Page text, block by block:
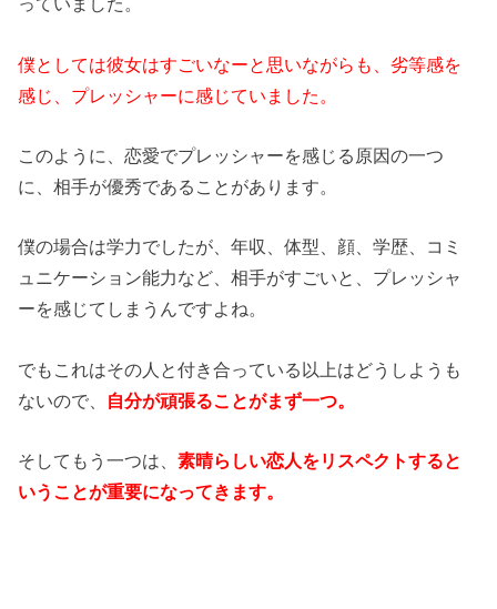
僕としては彼女はすごいなーと思いながらも、劣等感を
感じ、プレッシャーに感じていました。
このように、恋愛でプレッシャーを感じる原因の一つ
に、相手が優秀であることがあります。
僕の場合は学力でしたが、年収、体型、顔、学歴、コミ
ュニケーション能力など、相手がすごいと、プレッシャ
ーを感じてしまうんですよね。
でもこれはその人と付き合っている以上はどうしようも
ないので、 自分が頑張ることがまず一つ。
そしてもう一つは、素晴らしい恋人をリスペクトすると
いうことが重要になってきます。